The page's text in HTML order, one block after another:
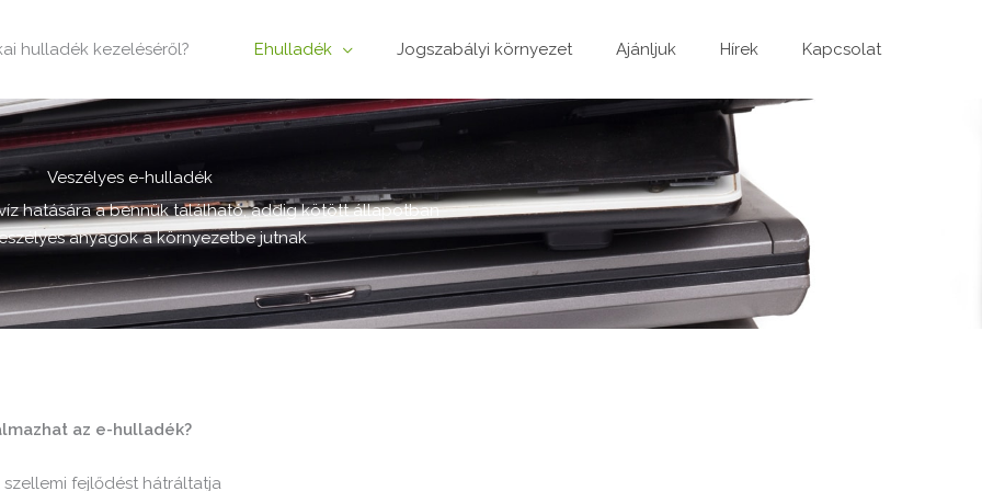
hulladék kezeléséről? Ehulladék Jogszabályi környezet Ajánljuk Hírek Kapcsolat
Veszélyes e-hulladék
hatására a bennük található, addig kötött állapotban
anyagok a környezetbe jutnak
az e-hulladék?
fejlődést hátráltatja